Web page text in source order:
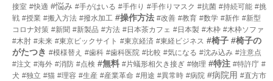
接室 #快適 #悩み #手がはいる #手作り #手作りマスク #抗菌 #持続可能 #挑
戦 #授業 #搬入方法 #撥水加工 #操作方法 #改善 #教育 #数学 #新作 #新型
コロナ対策 #新聞 #新製品 #方法 #日本茶カフェ #日本製 #木枠 #木枠ソファ
#木肘 #未来 #東京ビックサイト #東京経済 #東経ビジネス #椅子 #椅子の
がたつき #模様替え #歯科 #歯科医院 #比較 #気になる #沈み込み #注意点
#注文 #海外 #消防 #点検 #無料 #片蟻形相欠き接ぎ #物理 #特注 #特許庁 #
犬 #独立 #猫 #理容 #生産 #産業革命 #用途 #異常時 #病院 #病院用 #直方市